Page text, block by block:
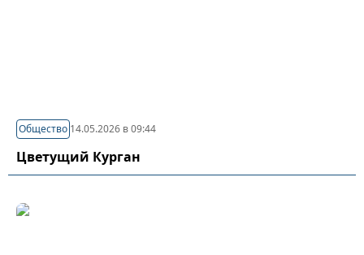
Общество 14.05.2026 в 09:44
Цветущий Курган